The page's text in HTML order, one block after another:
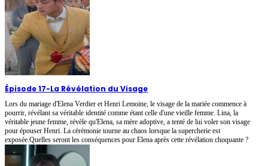
Épisode 17-La Révélation du Visage
Lors du mariage d'Elena Verdier et Henri Lemoine, le visage de la mariée commence à
pourrir, révélant sa véritable identité comme étant celle d'une vieille femme. Lina, la
véritable jeune femme, révèle qu'Elena, sa mère adoptive, a tenté de lui voler son visage
pour épouser Henri. La cérémonie tourne au chaos lorsque la supercherie est
exposée.Quelles seront les conséquences pour Elena après cette révélation choquante ?